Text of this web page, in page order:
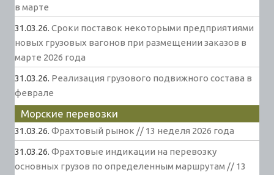
в марте
31.03.26. Сроки поставок некоторыми предприятиями
новых грузовых вагонов при размещении заказов в
марте 2026 года
31.03.26. Реализация грузового подвижного состава в
феврале
Морские перевозки
31.03.26. Фрахтовый рынок // 13 неделя 2026 года
31.03.26. Фрахтовые индикации на перевозку
основных грузов по определенным маршрутам // 13